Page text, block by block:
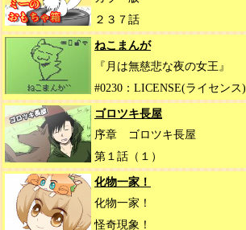
２３７話
ねこまんが
『月は無慈悲な夜の女王』
#0230：LICENSE(ライセンス)
ゴロツキ長屋
序章 ゴロツキ長屋
第１話（１）
化物一家！
化物一家！
怪奇現象！